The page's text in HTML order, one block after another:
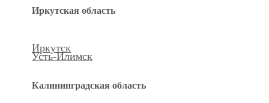
Иркутская область
Иркутск
Усть-Илимск
Калининградская область